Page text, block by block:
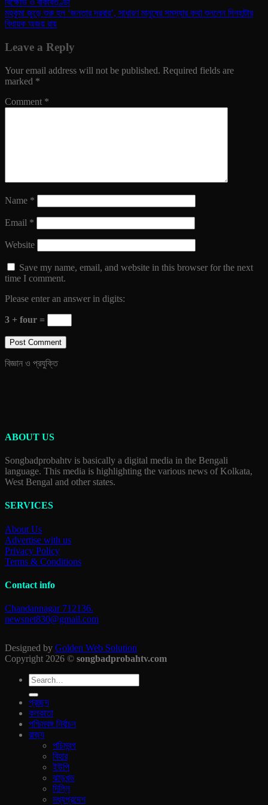
বিক্ষোভ ও বাকবিতণ্ডা
মহকুমা জুড়ে শুরু হল ‘জনতার দরবার’, সাধারণ মানুষের সমস্যার কথা শুনলেন দিনহাটার
বিধায়ক অজয় রায়
Leave a Reply
Your email address will not be published. Required fields are
marked *
Comment *
Name *
Email *
Website
Save my name, email, and website in this browser for the next
time I comment.
Please enter an answer in digits:
3 + four =
বিজ্ঞান ও প্রযুক্তি
ABOUT US
Songbadprobahtv is basically a digital media in the Bengali
language. This media is highlighting the various news of Kolkata,
West Bengal and other states.
SERVICES
About Us
Advertise with us
Privacy Policy
Terms & Conditions
Contact info
Chandannagar 712136.
newsnet830@gmail.com
Designed by Golden Web Solution
Copyright 2026 © songbadprobahtv.com
প্রচ্ছদ
কলকাতা
পশ্চিমবঙ্গ নির্বাচন
রাজ‍্য
পচিমবন্গ
বিহার
ইউপি
ঝাড়খন্ড
দিল্লি
মধ্যপ্রদেশ